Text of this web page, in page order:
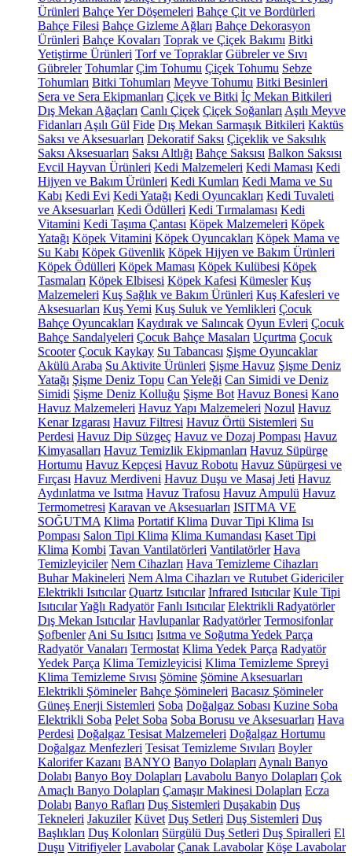
Ürünleri Bahçe Yer Döşemeleri Bahçe Çit ve Bordürleri
Bahçe Filesi Bahçe Gizleme Ağları Bahçe Dekorasyon
Ürünleri Bahçe Kovaları Toprak ve Çiçek Bakımı Bitki
Yetiştirme Ürünleri Torf ve Topraklar Gübreler ve Sıvı
Gübreler Tohumlar Çim Tohumu Çiçek Tohumu Sebze
Tohumları Bitki Tohumları Meyve Tohumu Bitki Besinleri
Sera ve Sera Ekipmanları Çiçek ve Bitki İç Mekan Bitkileri
Dış Mekan Ağaçları Canlı Çiçek Çiçek Soğanları Aşılı Meyve
Fidanları Aşılı Gül Fide Dış Mekan Sarmaşık Bitkileri Kaktüs
Saksı ve Aksesuarları Dekoratif Saksı Çiçeklik ve Saksılık
Saksı Aksesuarları Saksı Altlığı Bahçe Saksısı Balkon Saksısı
Evcil Hayvan Ürünleri Kedi Malzemeleri Kedi Maması Kedi
Hijyen ve Bakım Ürünleri Kedi Kumları Kedi Mama ve Su
Kabı Kedi Evi Kedi Yatağı Kedi Oyuncakları Kedi Tuvaleti
ve Aksesuarları Kedi Ödülleri Kedi Tırmalaması Kedi
Vitamini Kedi Taşıma Çantası Köpek Malzemeleri Köpek
Yatağı Köpek Vitamini Köpek Oyuncakları Köpek Mama ve
Su Kabı Köpek Güvenlik Köpek Hijyen ve Bakım Ürünleri
Köpek Ödülleri Köpek Maması Köpek Kulübesi Köpek
Tasmaları Köpek Elbisesi Köpek Kafesi Kümesler Kuş
Malzemeleri Kuş Sağlık ve Bakım Ürünleri Kuş Kafesleri ve
Aksesuarları Kuş Yemi Kuş Suluk ve Yemlikleri Çocuk
Bahçe Oyuncakları Kaydırak ve Salıncak Oyun Evleri Çocuk
Bahçe Sandalyeleri Çocuk Bahçe Masaları Uçurtma Çocuk
Scooter Çocuk Kaykay Su Tabancası Şişme Oyuncaklar
Akülü Araba Su Aktivite Ürünleri Şişme Havuz Şişme Deniz
Yatağı Şişme Deniz Topu Can Yeleği Can Simidi ve Deniz
Simidi Şişme Deniz Kolluğu Şişme Bot Havuz Bonesi Kano
Havuz Malzemeleri Havuz Yapı Malzemeleri Nozul Havuz
Kenar Izgarası Havuz Filtresi Havuz Örtü Sistemleri Su
Perdesi Havuz Dip Süzgeç Havuz ve Dozaj Pompası Havuz
Kimyasalları Havuz Temizlik Ekipmanları Havuz Süpürge
Hortumu Havuz Kepçesi Havuz Robotu Havuz Süpürgesi ve
Fırçası Havuz Merdiveni Havuz Duşu ve Masaj Jeti Havuz
Aydınlatma ve Isıtma Havuz Trafosu Havuz Ampulü Havuz
Termometresi Karavan ve Aksesuarları ISITMA VE
SOĞUTMA Klima Portatif Klima Duvar Tipi Klima Isı
Pompası Salon Tipi Klima Klima Kumandası Kaset Tipi
Klima Kombi Tavan Vantilatörleri Vantilatörler Hava
Temizleyiciler Nem Cihazları Hava Temizleme Cihazları
Buhar Makineleri Nem Alma Cihazları ve Rutubet Gidericiler
Elektrikli Isıtıcılar Quartz Isıtıcılar Infrared Isıtıcılar Kule Tipi
IsıtıcılarYağlı Radyatör Fanlı Isıtıcılar Elektrikli Radyatörler
Dış Mekan Isıtıcılar Havlupanlar Radyatörler Termosifonlar
Şofbenler Ani Su Isıtıcı Isıtma ve Soğutma Yedek Parça
Radyatör Vanaları Termostat Klima Yedek Parça Radyatör
Yedek Parça Klima Temizleyicisi Klima Temizleme Spreyi
Klima Temizleme Sıvısı Şömine Şömine Aksesuarları
Elektrikli Şömineler Bahçe Şömineleri Bacasız Şömineler
Güneş Enerji Sistemleri Soba Doğalgaz Sobası Kuzine Soba
Elektrikli Soba Pelet Soba Soba Borusu ve Aksesuarları Hava
Perdesi Doğalgaz Tesisat Malzemeleri Doğalgaz Hortumu
Doğalgaz Menfezleri Tesisat Temizleme Sıvıları Boyler
Kalorifer Kazanı BANYO Banyo Dolapları Aynalı Banyo
Dolabı Banyo Boy Dolapları Lavabolu Banyo Dolapları Çok
Amaçlı Banyo Dolapları Çamaşır Makinesi Dolapları Ecza
Dolabı Banyo Rafları Duş Sistemleri Duşakabin Duş
Tekneleri Jakuziler Küvet Duş Setleri Duş Sistemleri Duş
Başlıkları Duş Kolonları Sürgülü Duş Setleri Duş Spiralleri El
Duşu Vitrifiyeler Lavabolar Çanak Lavabolar Köşe Lavabolar